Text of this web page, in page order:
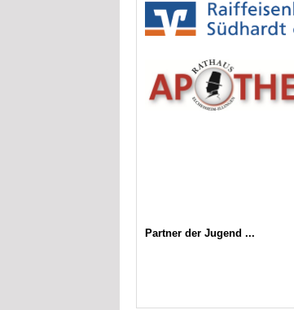
Partner der Jugend ...